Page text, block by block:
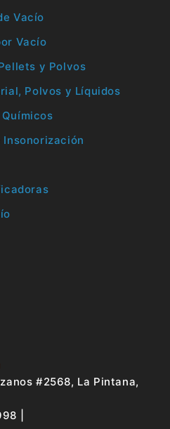
Vacío
Vacío
y Polvos
Polvos y Líquidos
#2568, La Pintana,
|